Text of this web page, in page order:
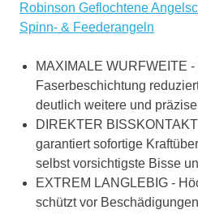
Robinson Geflochtene
Spinn- & Feederangeln
MAXIMALE WURFWEITE
Faserbeschichtung
deutlich weitere und
DIREKTER
garantiert sofortige
selbst vorsichtigste Bisse
EXTREM LANGLEBIG -
schützt vor